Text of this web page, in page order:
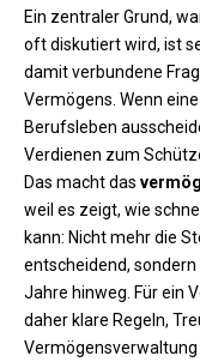
Ein zentraler Grund,
oft diskutiert wird, ist
damit verbundene
Vermögens. Wenn
Berufsleben
Verdienen zum
Das macht das
weil es zeigt, wie
kann: Nicht mehr die
entscheidend,
Jahre hinweg. Für ein
daher klare Regeln,
Vermögensverwaltung